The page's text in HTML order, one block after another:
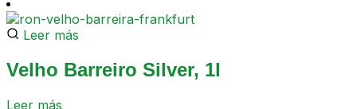
Leer más
Velho Barreiro Silver, 1l
Leer más